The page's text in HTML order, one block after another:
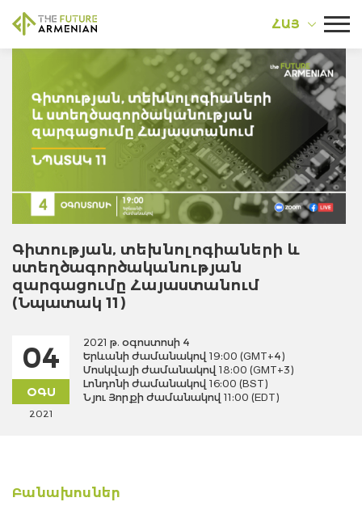
ՀԱՅ
Գիտության, տեխնոլոգիաների և
ստեղծագործականության
զարգացումը Հայաստանում
(Նպատակ 11)
04
ՕԳՍ
2021
2021 թ. օգոստոսի 4
Երևանի ժամանակով 19:00 (GMT+4)
Մոսկվայի ժամանակով 18:00 (GMT+3)
Լոնդոնի ժամանակով 16:00 (BST)
Նյու Յորքի ժամանակով 11:00 (EDT)
Բանախոսներ